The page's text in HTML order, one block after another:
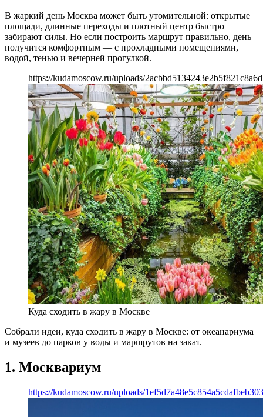
В жаркий день Москва может быть утомительной: открытые
площади, длинные переходы и плотный центр быстро
забирают силы. Но если построить маршрут правильно, день
получится комфортным — с прохладными помещениями,
водой, тенью и вечерней прогулкой.
https://kudamoscow.ru/uploads/
Куда сходить в жару в Москве
Собрали идеи, куда сходить в жару в Москве: от океанариума
и музеев до парков у воды и маршрутов на закат.
1. Москвариум
https://kudamoscow.ru/uploads/